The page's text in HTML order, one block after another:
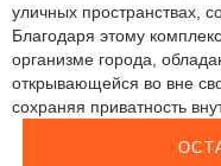
уличных пространствах,
Благодаря этому
организме города,
открывающейся во вне
сохраняя приватность